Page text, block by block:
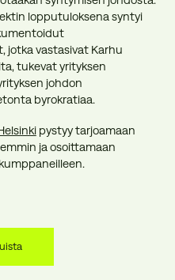
lopputuloksena syntyi
jotka vastasivat Karhu
tukevat yrityksen
johdon
byrokratiaa.
pystyy tarjoamaan
ja osoittamaan